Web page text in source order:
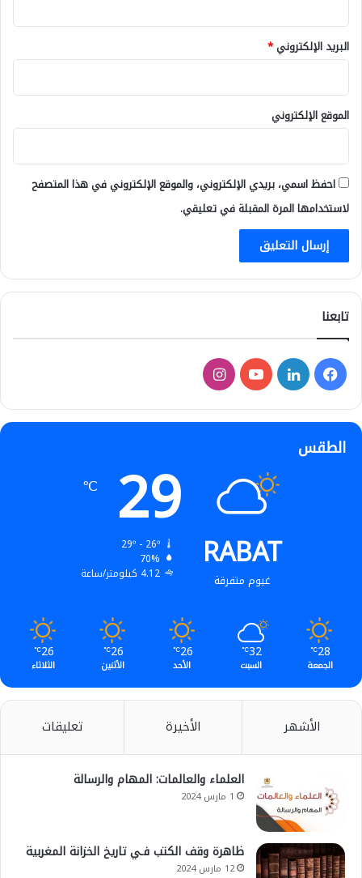
البريد الإلكتروني*
الموقع الإلكتروني
احفظ اسمي، بريدي الإلكتروني، والموقع الإلكتروني في هذا المتصفح
لاستخدامها المرة المقبلة في تعليقي.
تابعنا
فيسبوكلينكدإن‫YouTubeانستقرام
الطقس
RABAT
غيوم متفرقة
29
℃
29º - 26º
70%
4.12 كيلومتر/ساعة
28
℃
الجمعة
32
℃
السبت
26
℃
الأحد
26
℃
الأثنين
26
℃
الثلاثاء
الأشهر الأخيرة تعليقات
العلماء والعالمات: المهام والرسالة
1 مارس 2024
ظاهرة وقف الكتب فـي تاريخ الخزانة المغربية
12 مارس 2024